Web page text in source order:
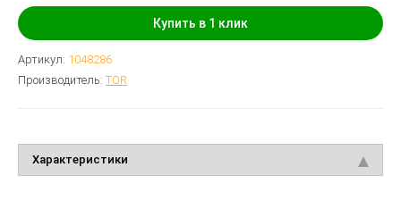
Купить в 1 клик
Артикул: 1048286
Производитель: TOR
Характеристики